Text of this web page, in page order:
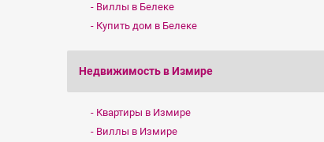
Виллы в Белеке
Купить дом в Белеке
Недвижимость в Измире
Квартиры в Измире
Виллы в Измире